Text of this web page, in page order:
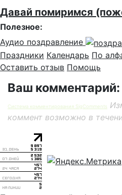
Давай помиримся
Полезное:
Аудио поздравление
Праздники Календарь По
Оставить отзыв Помощь
Ваш комментарий:
Система комментирования SigComments
коммент возможно в